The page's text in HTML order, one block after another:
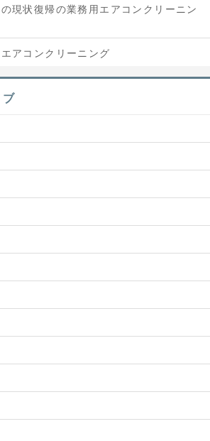
現状復帰の業務用エアコンクリーニン
アコンクリーニング